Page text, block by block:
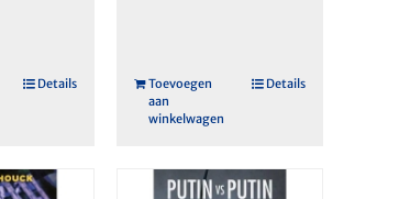
Details
Toevoegen
aan
winkelwagen
Details